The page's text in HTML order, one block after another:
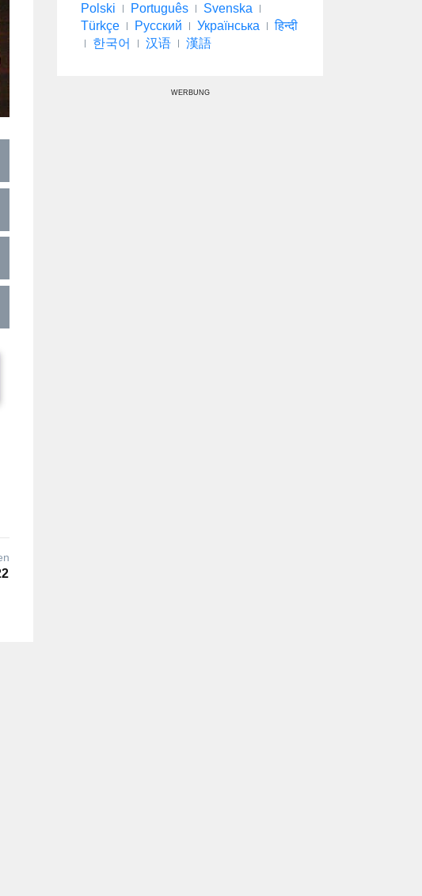
Polski
Português
Svenska
Türkçe
Русский Українська
हिन्दी
한국어
汉语 漢語
WERBUNG